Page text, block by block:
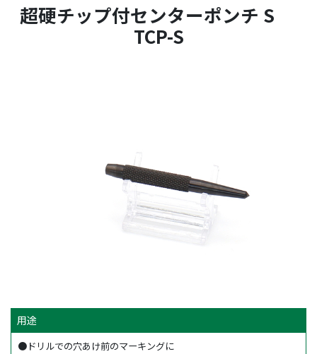
超硬チップ付センターポンチ S
TCP-S
用途
●ドリルでの穴あけ前のマーキングに